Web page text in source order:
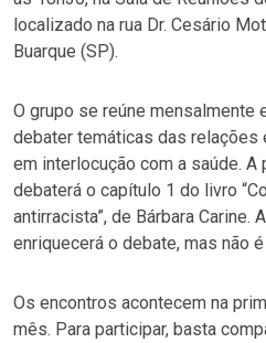
localizado na rua Dr. Cesário
Buarque (SP).
O grupo se reúne mensalmente
debater temáticas das relações
em interlocução com a saúde. A
debaterá o capítulo 1 do livro
antirracista”, de Bárbara Carine.
enriquecerá o debate, mas não
Os encontros acontecem na
mês. Para participar, basta